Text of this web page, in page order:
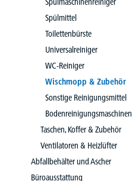
Spülmittel
Toilettenbürste
Universalreiniger
WC-Reiniger
Wischmopp & Zubehör
Sonstige Reinigungsmittel
Bodenreinigungsmaschinen
Taschen, Koffer & Zubehör
Ventilatoren & Heizlüfter
Abfallbehälter und Ascher
Büroausstattung